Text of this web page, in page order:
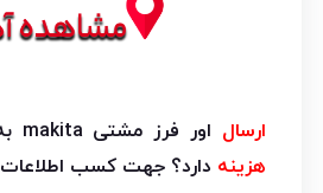
ارسال اور فرز مشتی makita به چه شکل است؟
هزینه دارد؟ جهت کسب اطلاعات